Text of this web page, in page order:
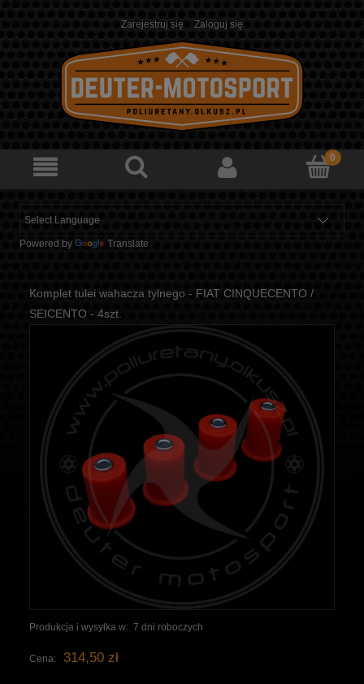
Zarejestruj się Zaloguj się
Powered by Translate
Komplet tulei wahacza tylnego - FIAT CINQUECENTO /
SEICENTO - 4szt.
Produkcja i wysyłka w: 7 dni roboczych
Cena: 314,50 zł